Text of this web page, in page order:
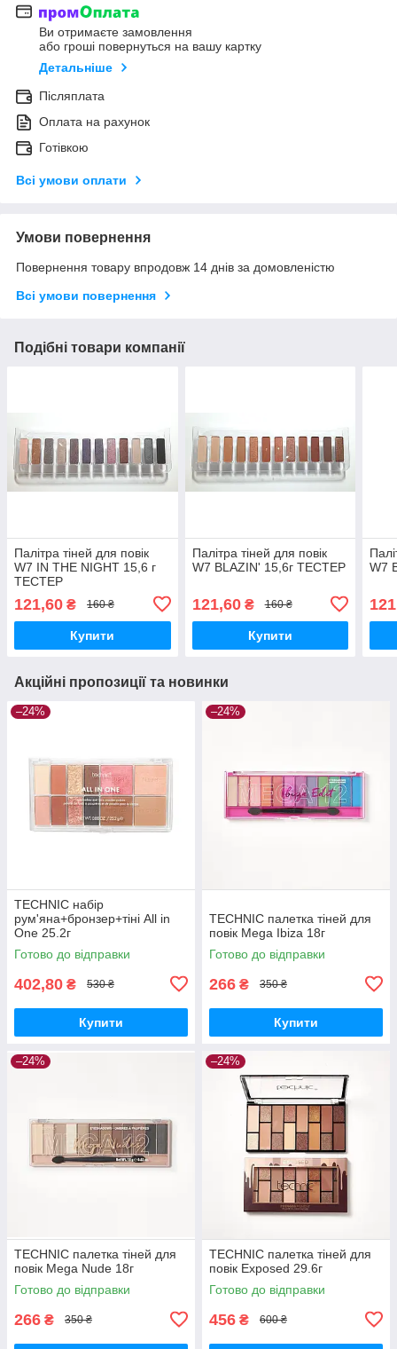
Ви отримаєте замовлення
або гроші повернуться на вашу картку
Детальніше
Післяплата
Оплата на рахунок
Готівкою
Всі умови оплати
Умови повернення
Повернення товару впродовж 14 днів за домовленістю
Всі умови повернення
Подібні товари компанії
Палітра тіней для повік
W7 IN THE NIGHT 15,6 г
ТЕСТЕР
121,60 ₴ 160 ₴
Купити
Палітра тіней для повік
W7 BLAZIN' 15,6г ТЕСТЕР
121,60₴ 160 ₴
Купити
W7
Акційні пропозиції та новинки
–24%
TECHNIC набір
рум'яна+бронзер+тіні All in
One 25.2г
Готово до відправки
402,80 ₴ 530 ₴
Купити
–24%
TECHNIC палетка тіней для
повік Mega Ibiza 18г
Готово до відправки
266 ₴ 350 ₴
Купити
–24%
TECHNIC палетка тіней для
повік Mega Nude 18г
Готово до відправки
266 ₴ 350 ₴
–24%
TECHNIC палетка тіней для
повік Exposed 29.6г
Готово до відправки
456 ₴ 600 ₴